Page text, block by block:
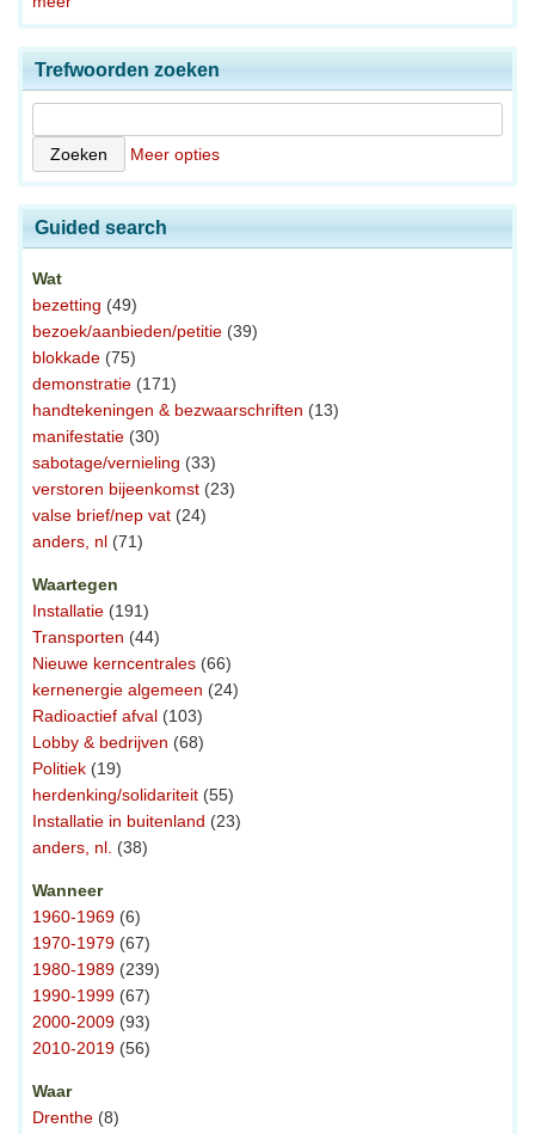
Trefwoorden zoeken
Meer opties
Guided search
Wat
bezetting (49)
bezoek/aanbieden/petitie (39)
blokkade (75)
demonstratie (171)
handtekeningen & bezwaarschriften (13)
manifestatie (30)
sabotage/vernieling (33)
verstoren bijeenkomst (23)
valse brief/nep vat (24)
anders, nl (71)
Waartegen
Installatie (191)
Transporten (44)
Nieuwe kerncentrales (66)
kernenergie algemeen (24)
Radioactief afval (103)
Lobby & bedrijven (68)
Politiek (19)
herdenking/solidariteit (55)
Installatie in buitenland (23)
anders, nl. (38)
Wanneer
1960-1969 (6)
1970-1979 (67)
1980-1989 (239)
1990-1999 (67)
2000-2009 (93)
2010-2019 (56)
Waar
Drenthe (8)